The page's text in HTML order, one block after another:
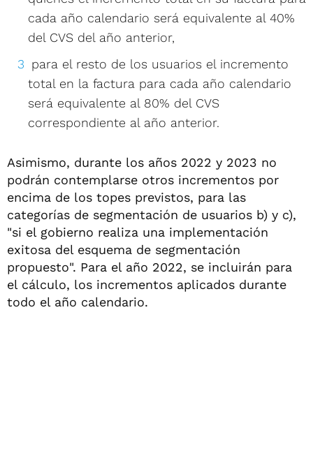
cada año calendario será equivalente al 40%
del CVS del año anterior,
para el resto de los usuarios el incremento
total en la factura para cada año calendario
será equivalente al 80% del CVS
correspondiente al año anterior.
Asimismo, durante los años 2022 y 2023 no
podrán contemplarse otros incrementos por
encima de los topes previstos, para las
categorías de segmentación de usuarios b) y c),
"si el gobierno realiza una implementación
exitosa del esquema de segmentación
propuesto". Para el año 2022, se incluirán para
el cálculo, los incrementos aplicados durante
todo el año calendario.